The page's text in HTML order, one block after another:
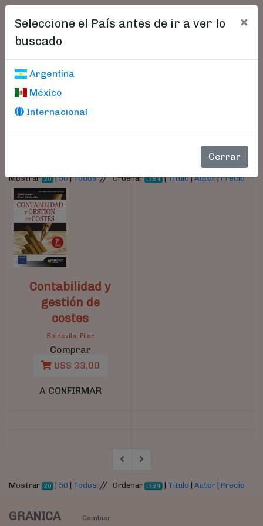
Seleccione el País antes de ir a ver lo
buscado
×
Argentina
México
Internacional
Cerrar
Libros encontrados
Parámetros
Mostrar 20 |50|Todos//Ordenar ISBN |Título|Autor|Precio
Contabilidad y
gestión de
costes
Soldevila, Pilar
Comprar
U$S 33,00
A CONFIRMAR
Mostrar 20 | 50 Todos // Ordenar ISBN Título |Autor |Precio
GRANICA Cambiar